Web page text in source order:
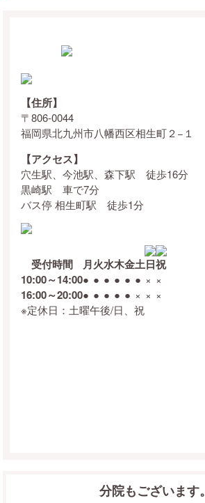
【住所】
〒806-0044
福岡県北九州市八幡西区相生町２−１
【アクセス】
穴生駅、今池駅、森下駅 徒歩16分
黒崎駅 車で7分
バス停 相生町駅 徒歩1分
受付時間 月火水木金土日祝
10:00～14:00● ● ● ● ● ● × ×
16:00～20:00● ● ● ● ● × × ×
※定休日：土曜午後/日、祝
分院もございます。